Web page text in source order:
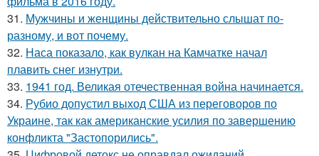
31. Мужчины и женщины действительно слышат по-
разному, и вот почему.
32. Наса показало, как вулкан на Камчатке начал
плавить снег изнутри.
33. 1941 год. Великая отечественная война начинается.
34. Рубио допустил выход США из переговоров по
Украине, так как американские усилия по завершению
конфликта "Застопорились".